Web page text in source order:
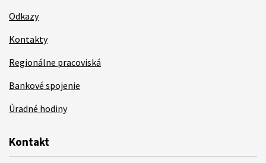
Odkazy
Kontakty
Regionálne pracoviská
Bankové spojenie
Úradné hodiny
Kontakt